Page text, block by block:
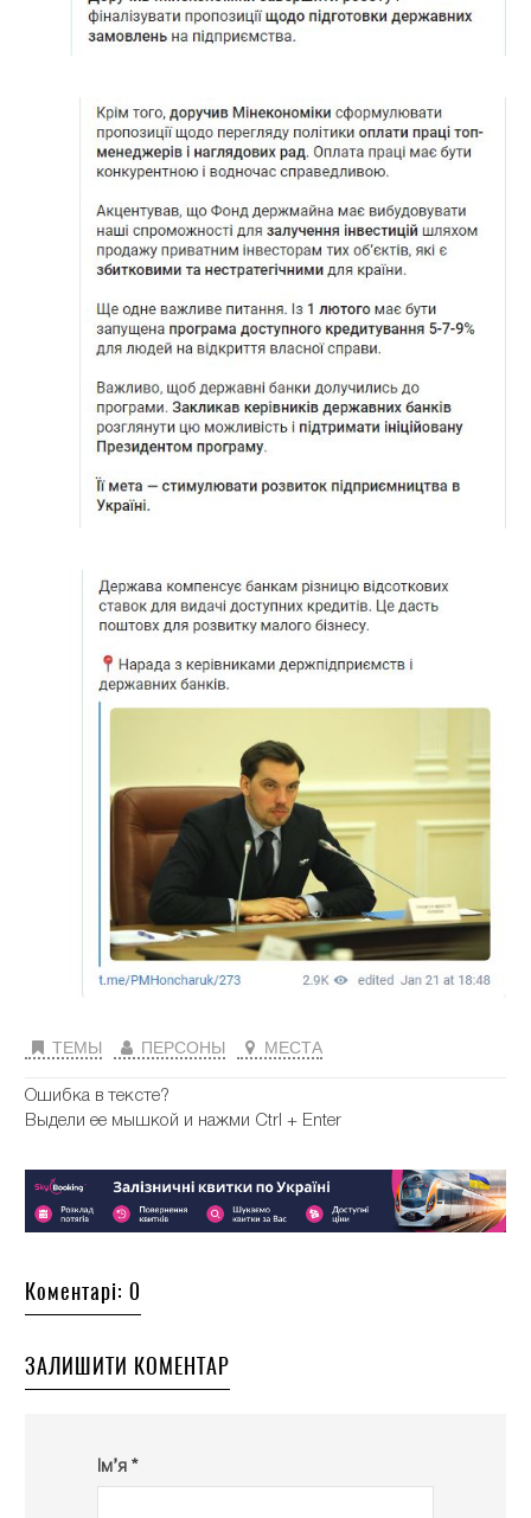
ТЕМЫ ПЕРСОНЫ МЕСТА
Ошибка в тексте?
Выдели ее мышкой и нажми Ctrl + Enter
Коментарі: 0
ЗАЛИШИТИ КОМЕНТАР
Ім’я *